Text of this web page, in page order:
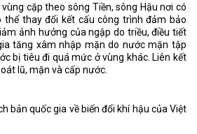
cặp theo sông Tiền, sông Hậu nơi có
thể thay đổi kết cấu công trình đảm bảo
ảnh hưởng của ngập do triều, điều tiết
tăng xâm nhập mặn do nước mặn tập
bị tiêu đi quá mức ở vùng khác. Liên kết
lũ, mặn và cấp nước.
bản quốc gia về biến đổi khí hậu của Việt